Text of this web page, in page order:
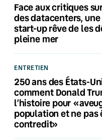
Face aux critiques
des datacenters,
start-up rêve de les
pleine mer
ENTRETIEN
250 ans des États-
comment Donald
l’histoire pour
population et ne pas
contredit»